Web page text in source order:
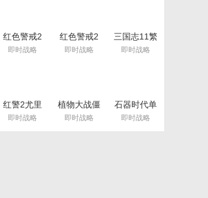
红色警戒2
科技时代
3.3完整版
即时战略
红色警戒2
中国科技时
代完整版(附
即时战略
三国志11繁
体中文版(威
力加强) 硬
即时战略
红警2尤里
的复仇改版
(防守地图)
即时战略
植物大战僵
尸年度版pc
安装包
即时战略
石器时代单
机版免费版
即时战略